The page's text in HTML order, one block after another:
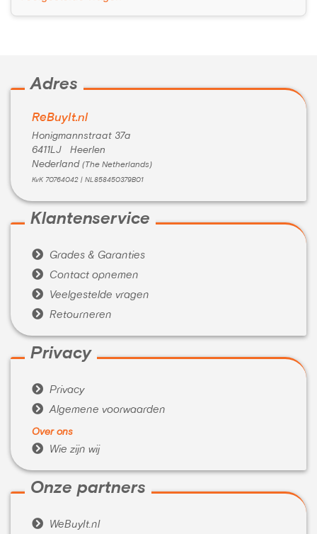
Adres
ReBuyIt.nl
Honigmannstraat 37a
6411LJ Heerlen
Nederland (The Netherlands)
KvK 70764042 | NL858450379B01
Klantenservice
 Grades & Garanties
 Contact opnemen
 Veelgestelde vragen
 Retourneren
Privacy
 Privacy
 Algemene voorwaarden
Over ons
 Wie zijn wij
Onze partners
 WeBuyIt.nl